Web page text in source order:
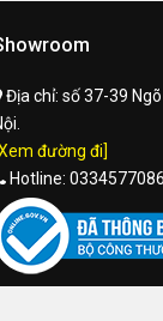
Địa chỉ: số 37-39
đường đi]
Hotline: 0334577086